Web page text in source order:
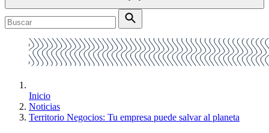
Inicio
Noticias
Territorio Negocios: Tu empresa puede salvar al planeta